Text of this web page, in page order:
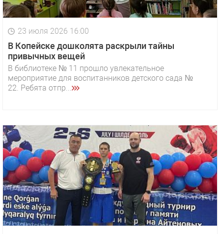
23 июля 2026 16:00
В Копейске дошколята раскрыли тайны
привычных вещей
В библиотеке № 11 прошло увлекательное
мероприятие для воспитанников детского сада №
22. Ребята отпр...